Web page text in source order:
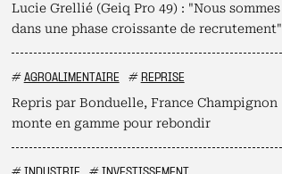
Lucie Grellié (Geiq Pro 49) : "Nous sommes
dans une phase croissante de recrutement"
# AGROALIMENTAIRE # REPRISE
Repris par Bonduelle, France Champignon
monte en gamme pour rebondir